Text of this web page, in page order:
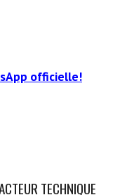
officielle!
TECHNIQUE